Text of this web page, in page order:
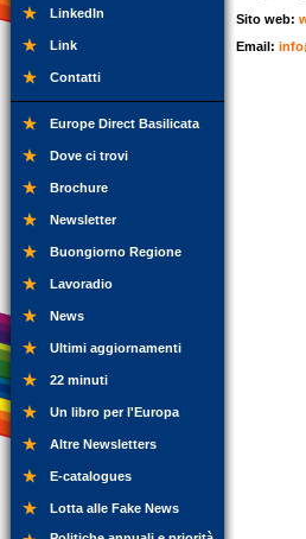
LinkedIn
Link
Contatti
Europe Direct Basilicata
Dove ci trovi
Brochure
Newsletter
Buongiorno Regione
Lavoradio
News
Ultimi aggiornamenti
22 minuti
Un libro per l'Europa
Altre Newsletters
E-catalogues
Lotta alle Fake News
Sito web:
Email: